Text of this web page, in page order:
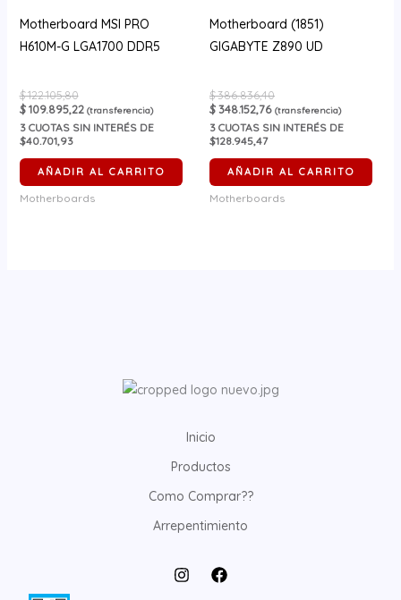
Motherboard MSI PRO
H610M-G LGA1700 DDR5
$122.105,80
$109.895,22 (transferencia)
3CUOTAS SIN INTERÉS DE
$40.701,93
AÑADIR AL CARRITO
Motherboards
Motherboard (1851)
GIGABYTE Z890 UD
$386.836,40
$348.152,76 (transferencia)
3 CUOTAS SIN INTERÉS DE
$128.945,47
AÑADIR AL CARRITO
Motherboards
Inicio
Productos
Como Comprar??
Arrepentimiento